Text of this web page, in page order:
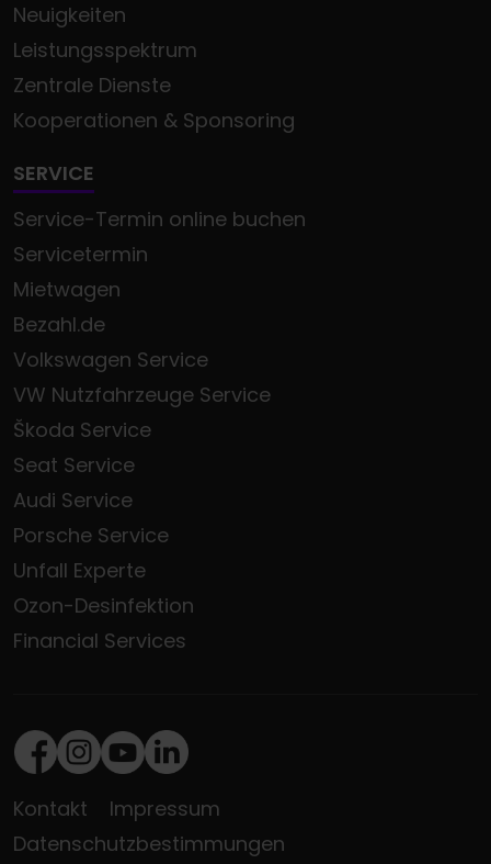
Neuigkeiten
Leistungsspektrum
Zentrale Dienste
Kooperationen & Sponsoring
SERVICE
Service-Termin online buchen
Servicetermin
Mietwagen
Bezahl.de
Volkswagen Service
VW Nutzfahrzeuge Service
Škoda Service
Seat Service
Audi Service
Porsche Service
Unfall Experte
Ozon-Desinfektion
Financial Services
Facebook
Instagram
Youtube
LinkedIn
Kontakt
Impressum
Datenschutzbestimmungen